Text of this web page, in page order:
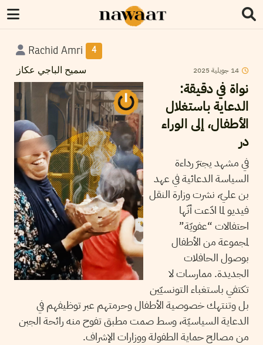
Rachid Amri 4
سميح الباجي عكاز 14 جويلية 2025
نواة في دقيقة:
الدعاية باستغلال
الأطفال، إلى الوراء
در
في مشهد يجترّ رداءة
السياسة الدعائية في عهد
بن عليّ، نشرت وزارة النقل
فيديو لما ادّعت أنّها
احتفالات “عفويّة”
لمجموعة من الأطفال
بوصول الحافلات
الجديدة. ممارسات لا
تكتفي باستغباء التونسيّين
بل وتنتهك خصوصية الأطفال وحرمتهم عبر توظيفهم في
الدعاية السياسيّة، وسط صمت مطبق تفوح منه رائحة الجبن
من مصالح حماية الطفولة ووزارات الإشراف.